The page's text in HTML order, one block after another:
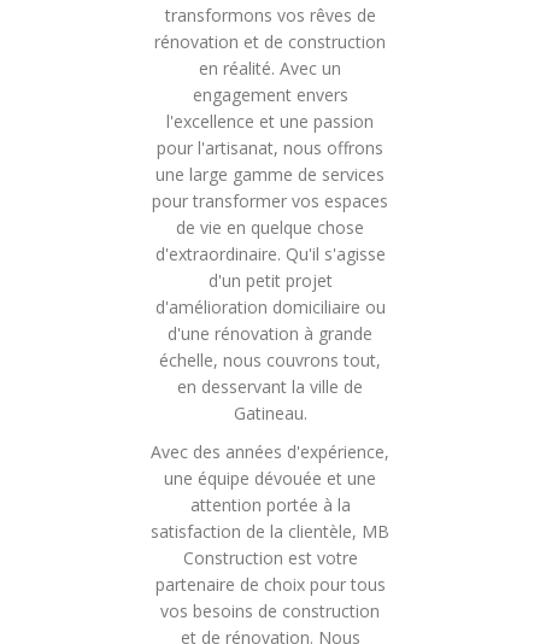
transformons vos rêves de
rénovation et de construction
en réalité. Avec un
engagement envers
l'excellence et une passion
pour l'artisanat, nous offrons
une large gamme de services
pour transformer vos espaces
de vie en quelque chose
d'extraordinaire. Qu'il s'agisse
d'un petit projet
d'amélioration domiciliaire ou
d'une rénovation à grande
échelle, nous couvrons tout,
en desservant la ville de
Gatineau.
Avec des années d'expérience,
une équipe dévouée et une
attention portée à la
satisfaction de la clientèle, MB
Construction est votre
partenaire de choix pour tous
vos besoins de construction
et de rénovation. Nous